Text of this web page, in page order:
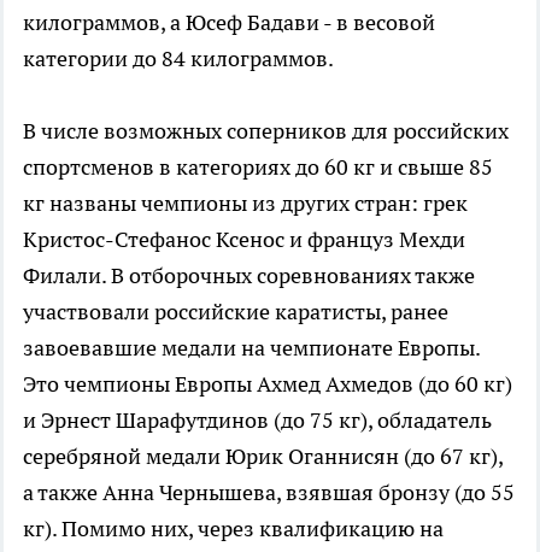
килограммов, а Юсеф Бадави - в весовой
категории до 84 килограммов.
В числе возможных соперников для российских
спортсменов в категориях до 60 кг и свыше 85
кг названы чемпионы из других стран: грек
Кристос-Стефанос Ксенос и француз Мехди
Филали. В отборочных соревнованиях также
участвовали российские каратисты, ранее
завоевавшие медали на чемпионате Европы.
Это чемпионы Европы Ахмед Ахмедов (до 60 кг)
и Эрнест Шарафутдинов (до 75 кг), обладатель
серебряной медали Юрик Оганнисян (до 67 кг),
а также Анна Чернышева, взявшая бронзу (до 55
кг). Помимо них, через квалификацию на